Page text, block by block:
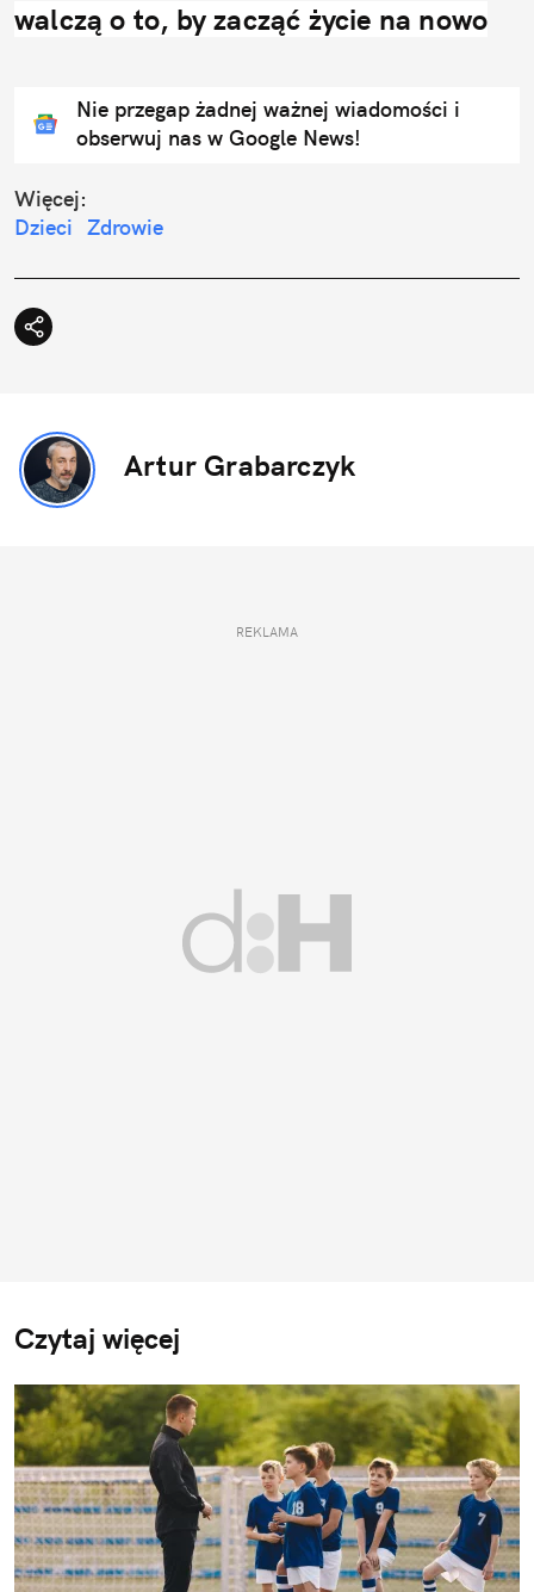
walczą o to, by zacząć życie na nowo
Nie przegap żadnej ważnej wiadomości i
obserwuj nas w Google News!
Więcej:
Dzieci Zdrowie
Artur Grabarczyk
REKLAMA
Czytaj więcej